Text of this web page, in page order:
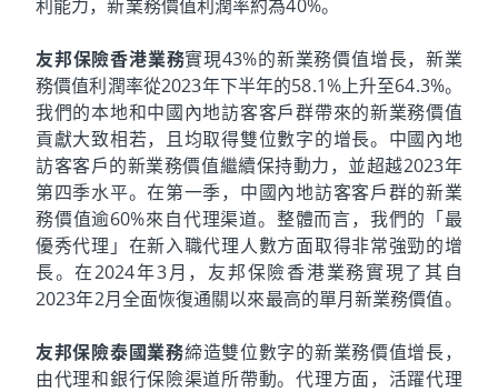
利能力，新業務價值利潤率約為40%。
友邦保險香港業務實現43%的新業務價值增長，新業
務價值利潤率從2023年下半年的58.1%上升至64.3%。
我們的本地和中國內地訪客客戶群帶來的新業務價值
貢獻大致相若，且均取得雙位數字的增長。中國內地
訪客客戶的新業務價值繼續保持動力，並超越2023年
第四季水平。在第一季，中國內地訪客客戶群的新業
務價值逾60%來自代理渠道。整體而言，我們的「最
優秀代理」在新入職代理人數方面取得非常強勁的增
長。在2024年3月，友邦保險香港業務實現了其自
2023年2月全面恢復通關以來最高的單月新業務價值。
友邦保險泰國業務締造雙位數字的新業務價值增長，
由代理和銀行保險渠道所帶動。代理方面，活躍代理